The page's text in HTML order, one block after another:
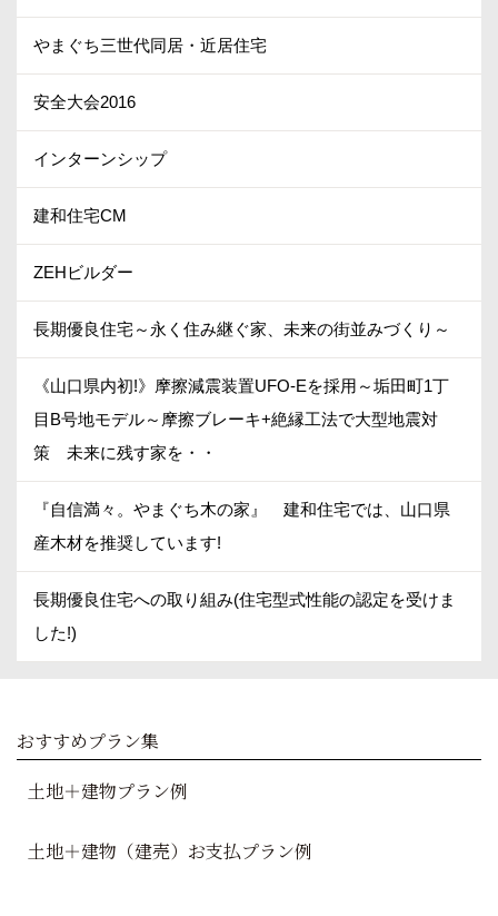
やまぐち三世代同居・近居住宅
安全大会2016
インターンシップ
建和住宅CM
ZEHビルダー
長期優良住宅～永く住み継ぐ家、未来の街並みづくり～
《山口県内初!》摩擦減震装置UFO-Eを採用～垢田町1丁
目B号地モデル～摩擦ブレーキ+絶縁工法で大型地震対
策 未来に残す家を・・
『自信満々。やまぐち木の家』 建和住宅では、山口県
産木材を推奨しています!
長期優良住宅への取り組み(住宅型式性能の認定を受けま
した!)
おすすめプラン集
土地＋建物プラン例
土地＋建物（建売）お支払プラン例